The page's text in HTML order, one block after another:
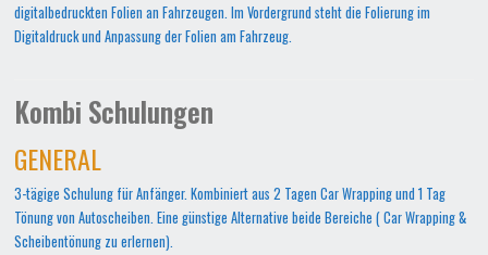
digitalbedruckten Folien an Fahrzeugen. Im Vordergrund steht die Folierung im
Digitaldruck und Anpassung der Folien am Fahrzeug.
Kombi Schulungen
GENERAL
3-tägige Schulung für Anfänger. Kombiniert aus 2 Tagen Car Wrapping und 1 Tag
Tönung von Autoscheiben. Eine günstige Alternative beide Bereiche ( Car Wrapping &
Scheibentönung zu erlernen).